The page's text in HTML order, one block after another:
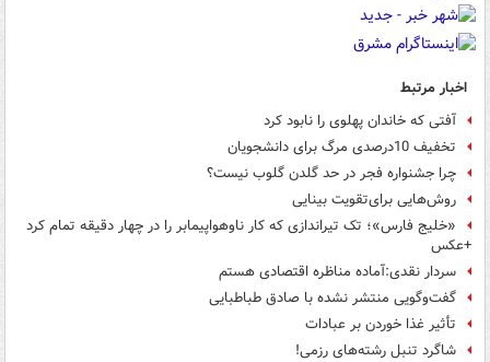
اخبار مرتبط
آفتی که خاندان پهلوی را نابود کرد
تخفیف 10درصدی مرگ برای دانشجویان
چرا جشنواره فجر در حد گلدن گلوب نیست؟
روش‌هایی‌ برای‌تقویت بینایی
«خلیج فارس»؛ تک تیراندازی که کار ناوهواپیمابر را در چهار دقیقه تمام کرد
+عکس
سردار نقدی:آماده مناظره اقتصادی هستم
گفت‌وگویی منتشر نشده با صادق طباطبایی
تأثیر غذا خوردن بر عبادات
شاگرد تنبل رشته‌های رزمی!